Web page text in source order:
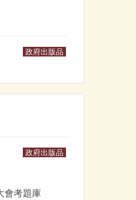
政府出版品
政府出版品
會考題庫